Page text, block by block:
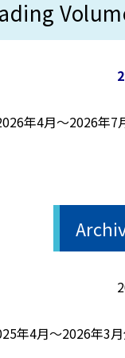
年4月～2026年7
年4月～2026年3